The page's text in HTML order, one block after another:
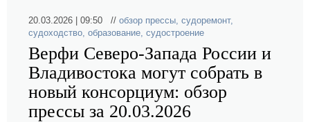
20.03.2026 | 09:50 // обзор прессы, судоремонт,
судоходство, образование, судостроение
Верфи Северо-Запада России и
Владивостока могут собрать в
новый консорциум: обзор
прессы за 20.03.2026